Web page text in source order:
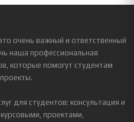
очень важный и ответственный
наша профессиональная
которые помогут студентам
для студентов: консультация и
проектами,